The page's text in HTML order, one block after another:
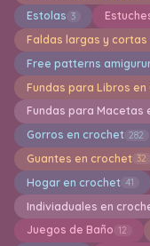
Estolas 3
Faldas largas y
Free patterns
Fundas para Libros en
Fundas para Macetas
Gorros en crochet 282
Guantes en crochet 32
Hogar en crochet 41
Indiviaduales en
Juegos de Baño 12